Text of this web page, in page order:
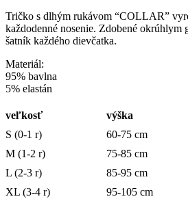
Tričko s dlhým rukávom “COLLAR”
každodenné nosenie. Zdobené okrúhlym
šatník každého dievčatka.
Materiál:
95% bavlna
5% elastán
veľkosť
výška
S (0-1 r)
60-75 cm
M (1-2 r)
75-85 cm
L (2-3 r)
85-95 cm
XL (3-4 r)
95-105 cm